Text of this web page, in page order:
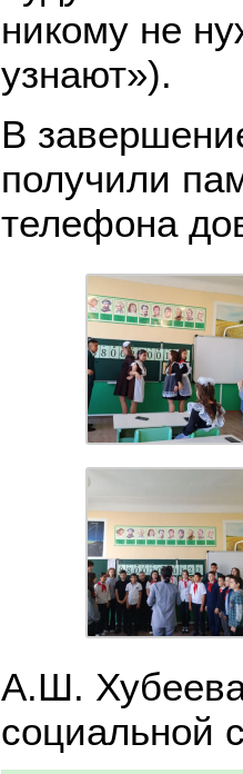
никому не
узнают»).
В
получили
телефона
А.Ш.
социальной